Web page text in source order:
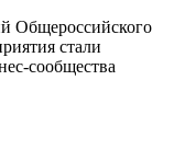
Общероссийского
стали
сообщества